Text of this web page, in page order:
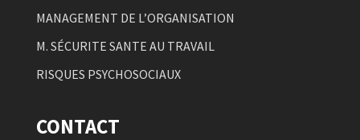
MANAGEMENT DE L’ORGANISATION
M. SÉCURITE SANTE AU TRAVAIL
RISQUES PSYCHOSOCIAUX
CONTACT